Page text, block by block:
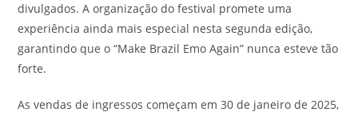
divulgados. A organização do festival promete uma
experiência ainda mais especial nesta segunda edição,
garantindo que o “Make Brazil Emo Again” nunca esteve tão
forte.
As vendas de ingressos começam em 30 de janeiro de 2025,